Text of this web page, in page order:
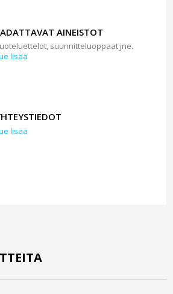
AINEISTOT
suunnitteluoppaat jne.
lisää
lisää